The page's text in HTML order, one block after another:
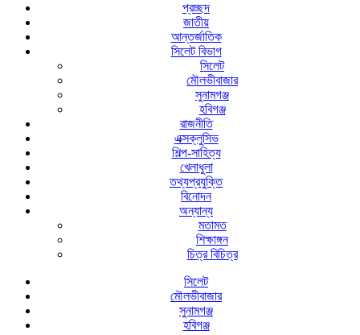
প্রচ্ছদ
জাতীয়
আন্তর্জাতিক
সিলেট বিভাগ
সিলেট
মৌলভীবাজার
সুনামগঞ্জ
হবিগঞ্জ
রাজনীতি
এক্সক্লুসিভ
শিল্প-সাহিত্য
খেলাধুলা
তথ্যপ্রযুক্তি
বিনোদন
অন্যান্য
মতামত
শিক্ষাঙ্গন
চিত্র বিচিত্র
সিলেট
মৌলভীবাজার
সুনামগঞ্জ
হবিগঞ্জ